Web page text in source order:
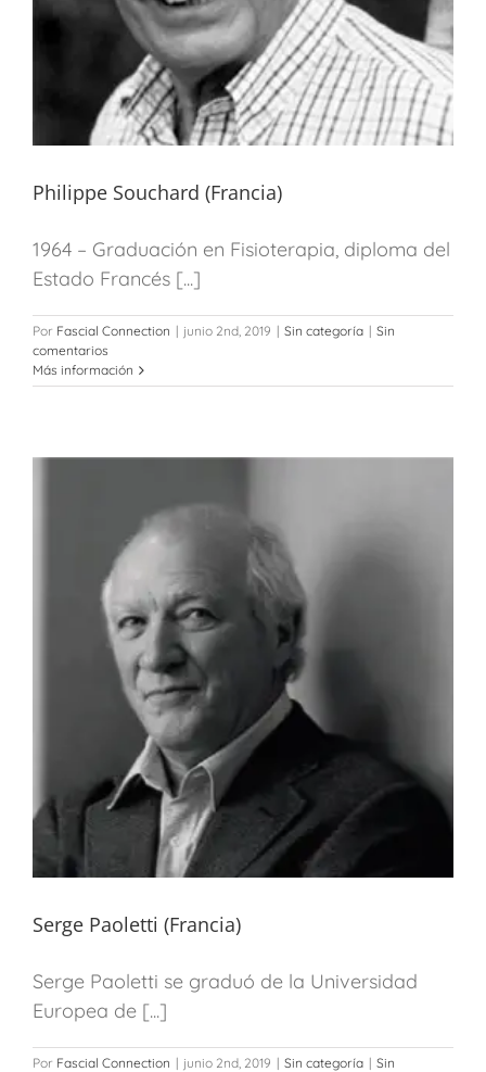
Philippe Souchard (Francia)
1964 – Graduación en Fisioterapia, diploma del
Estado Francés [...]
Por Fascial Connection | junio 2nd, 2019 | Sin categoría | Sin
comentarios
Más información
Serge Paoletti (Francia)
Serge Paoletti se graduó de la Universidad
Europea de [...]
Por Fascial Connection | junio 2nd, 2019 | Sin categoría | Sin